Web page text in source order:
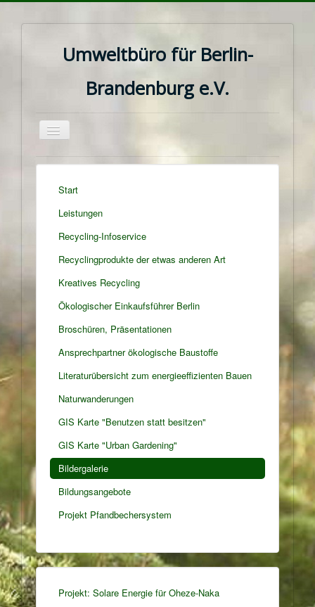
Umweltbüro für Berlin-
Brandenburg e.V.
Navigation
Start
Leistungen
Recycling-Infoservice
Recyclingprodukte der etwas anderen Art
Kreatives Recycling
Ökologischer Einkaufsführer Berlin
Broschüren, Präsentationen
Ansprechpartner ökologische Baustoffe
Literaturübersicht zum energieeffizienten Bauen
Naturwanderungen
GIS Karte "Benutzen statt besitzen"
GIS Karte "Urban Gardening"
Bildergalerie
Bildungsangebote
Projekt Pfandbechersystem
Projekt: Solare Energie für Oheze-Naka